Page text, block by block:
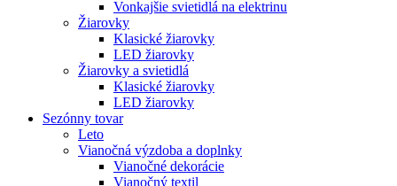
Vonkajšie svietidlá na elektrinu
Žiarovky
Klasické žiarovky
LED žiarovky
Žiarovky a svietidlá
Klasické žiarovky
LED žiarovky
Sezónny tovar
Leto
Vianočná výzdoba a doplnky
Vianočné dekorácie
Vianočný textil